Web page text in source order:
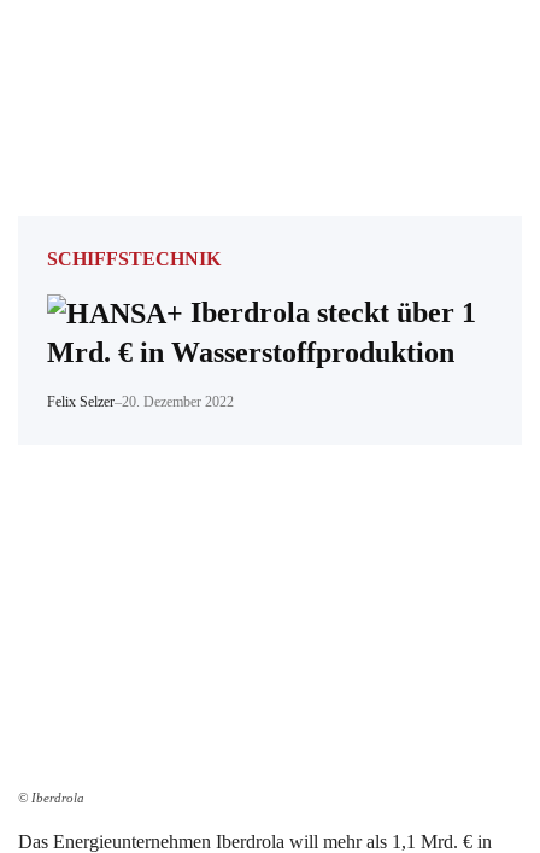
SCHIFFSTECHNIK
Iberdrola steckt über 1
Mrd. € in Wasserstoffproduktion
Felix Selzer–20. Dezember 2022
© Iberdrola
Das Energieunternehmen Iberdrola will mehr als 1,1 Mrd. € in